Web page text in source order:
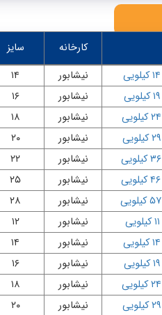
کارخانه سایز
۱۴ کیلویی نیشابور ۱۴
۱۹ کیلویی نیشابور ۱۶
۲۴ کیلویی نیشابور ۱۸
۲۹ کیلویی نیشابور ۲۰
۳۶ کیلویی نیشابور ۲۲
۴۶ کیلویی نیشابور ۲۵
۵۷ کیلویی نیشابور ۲۸
۱۱ کیلویی نیشابور ۱۲
۱۴ کیلویی نیشابور ۱۴
۱۹ کیلویی نیشابور ۱۶
۲۴ کیلویی نیشابور ۱۸
۲۹ کیلویی نیشابور ۲۰